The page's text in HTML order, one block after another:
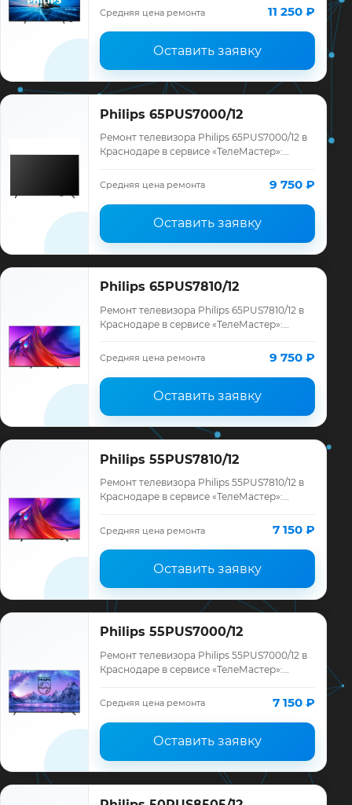
ремонта, запчасти и гарантия до 12
месяце…
Средняя цена ремонта 11 250 ₽
Оставить заявку
Philips 65PUS7000/12
Ремонт телевизора Philips 65PUS7000/12 в
Краснодаре в сервисе «ТелеМастер»:
ремонта, запчасти и гарантия до 12
Средняя цена ремонта 9 750 ₽
Оставить заявку
Philips 65PUS7810/12
Ремонт телевизора Philips 65PUS7810/12 в
Краснодаре в сервисе «ТелеМастер»:
ремонта, запчасти и гарантия до 12
месяце…
Средняя цена ремонта 9 750 ₽
Оставить заявку
Philips 55PUS7810/12
Ремонт телевизора Philips 55PUS7810/12 в
Краснодаре в сервисе «ТелеМастер»:
ремонта, запчасти и гарантия до 12
месяце…
Средняя цена ремонта 7 150 ₽
Оставить заявку
Philips 55PUS7000/12
Ремонт телевизора Philips 55PUS7000/12 в
Краснодаре в сервисе «ТелеМастер»:
ремонта, запчасти и гарантия до 12
месяце…
Средняя цена ремонта 7 150 ₽
Оставить заявку